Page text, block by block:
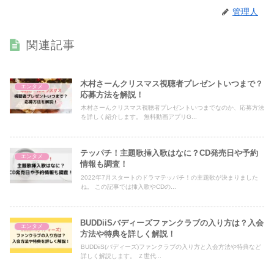
管理人
関連記事
エンタメ
木村さーんクリスマス視聴者プレゼントいつまで？
応募方法を解説！
木村さーんクリスマス視聴者プレゼントいつまでなのか、応募方法
を詳しく紹介します。 無料動画アプリG...
エンタメ
テッパチ！主題歌挿入歌はなに？CD発売日や予約
情報も調査！
2022年7月スタートのドラマテッパチ！の主題歌が決まりました
ね。 この記事では挿入歌やCDの...
エンタメ
BUDDiiSバディーズファンクラブの入り方は？入会
方法や特典を詳しく解説！
BUDDiiS(バディーズ)ファンクラブの入り方と入会方法や特典など
詳しく解説します。 Ｚ世代...